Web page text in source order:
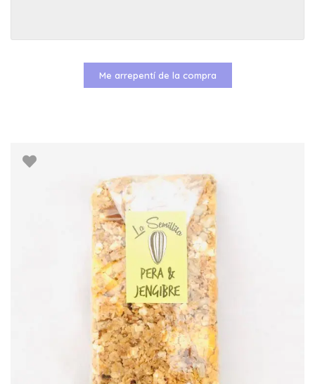
Me arrepentí de la compra